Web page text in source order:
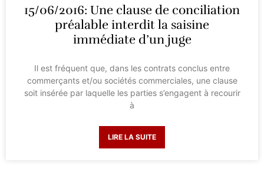
15/06/2016: Une clause de conciliation
préalable interdit la saisine
immédiate d’un juge
Il est fréquent que, dans les contrats conclus entre
commerçants et/ou sociétés commerciales, une clause
soit insérée par laquelle les parties s’engagent à recourir
à
LIRE LA SUITE